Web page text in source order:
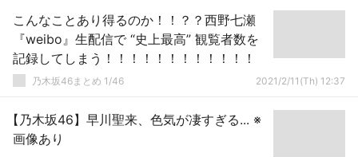
こんなことあり得るのか！！？？西野七瀬
『weibo』生配信で “史上最高” 観覧者数を
記録してしまう！！！！！！！！！！！！
乃木坂46まとめ 1/46 2021/2/11(Th) 12:37
【乃木坂46】早川聖来、色気が凄すぎる... ※
画像あり